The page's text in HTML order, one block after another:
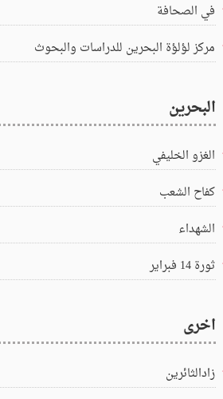
في الصحافة
مركز لؤلؤة البحرين للدراسات والبحوث
البحرين
الغزو الخليفي
كفاح الشعب
الشهداء
ثورة 14 فبراير
اخرى
زادالثائرين